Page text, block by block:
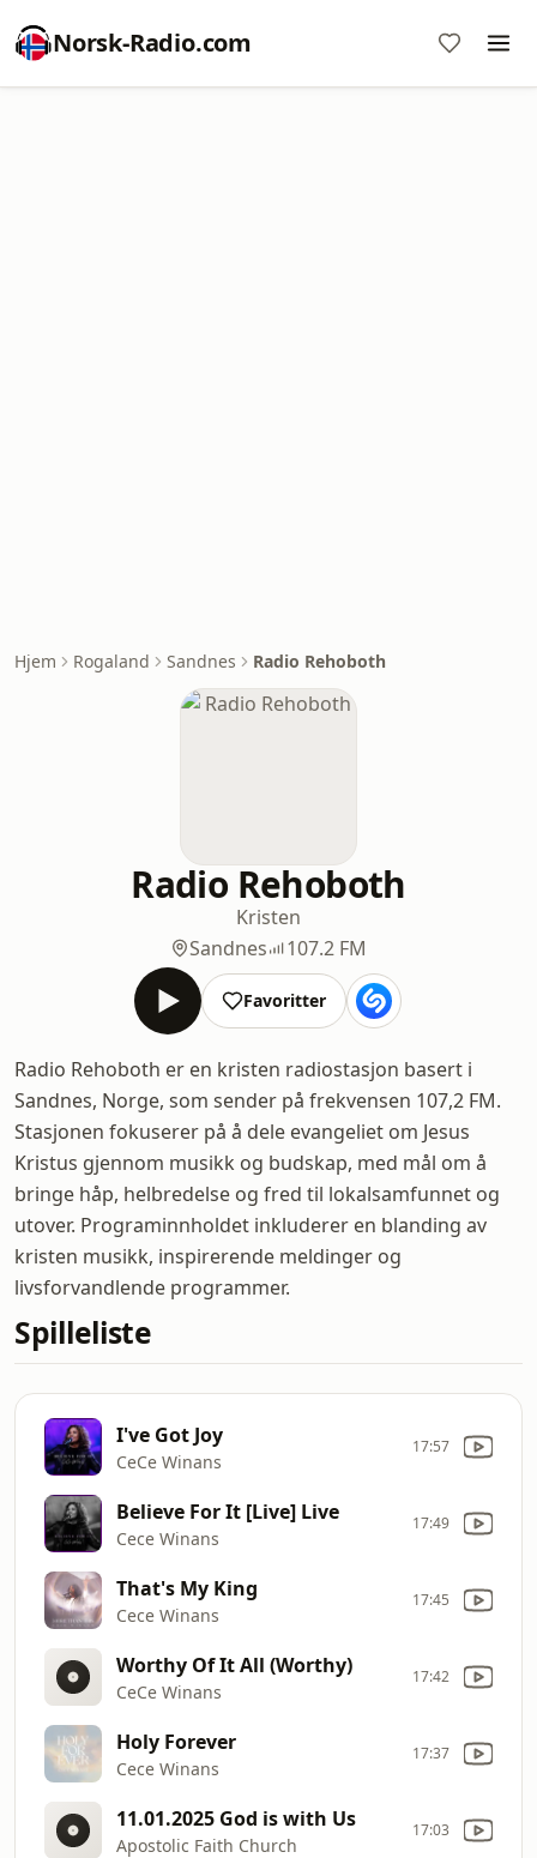
Norsk-Radio.com
Hjem Rogaland Sandnes Radio Rehoboth
Radio Rehoboth
Kristen
Sandnes
107.2 FM
Favoritter
Radio Rehoboth er en kristen radiostasjon basert i
Sandnes, Norge, som sender på frekvensen 107,2 FM.
Stasjonen fokuserer på å dele evangeliet om Jesus
Kristus gjennom musikk og budskap, med mål om å
bringe håp, helbredelse og fred til lokalsamfunnet og
utover. Programinnholdet inkluderer en blanding av
kristen musikk, inspirerende meldinger og
livsforvandlende programmer.
Spilleliste
I've Got Joy
CeCe Winans
17:57
Believe For It [Live] Live
Cece Winans
17:49
That's My King
Cece Winans
17:45
Worthy Of It All (Worthy)
CeCe Winans
17:42
Holy Forever
Cece Winans
17:37
11.01.2025 God is with Us
Apostolic Faith Church
17:03